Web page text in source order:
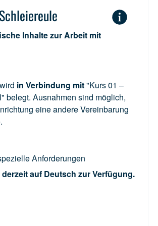
Inhalte zur Arbeit mit
in Verbindung mit"Kurs 01 –
belegt. Ausnahmen sind möglich,
eine andere Vereinbarung
Anforderungen
auf Deutsch zur Verfügung.